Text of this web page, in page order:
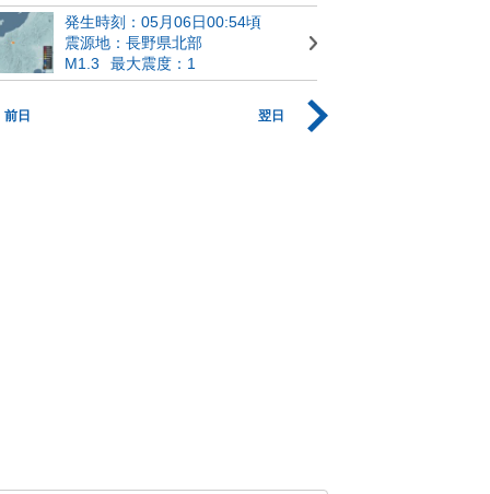
発生時刻：05月06日00:54頃
震源地：長野県北部
M1.3
最大震度：1
前日 翌日